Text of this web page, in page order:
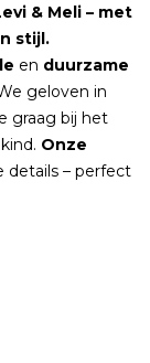
& Meli – met
stijl.
en duurzame
geloven in
graag bij het
kind. Onze
details – perfect